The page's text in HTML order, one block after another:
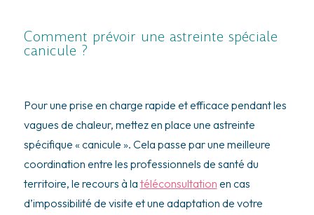
Comment prévoir une astreinte spéciale
canicule ?
Pour une prise en charge rapide et efficace pendant les
vagues de chaleur, mettez en place une astreinte
spécifique « canicule ». Cela passe par une meilleure
coordination entre les professionnels de santé du
territoire, le recours à la téléconsultation en cas
d’impossibilité de visite et une adaptation de votre